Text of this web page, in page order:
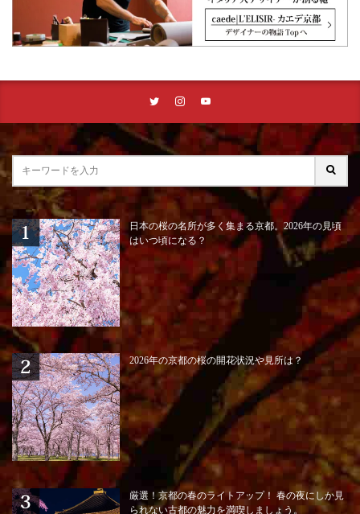
日本の桜の名所が多く集まる京都。2026年の見頃
はいつ頃になる？
2026年の京都の桜の開花状況や見所は？
厳選！京都の春のライトアップ！ 春の夜にしか見
られない古都の魅力を満喫しましょう。